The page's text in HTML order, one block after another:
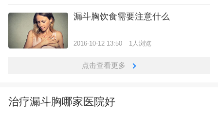
漏斗胸饮食需要注意什么
2016-10-12 13:50 1人浏览
点击查看更多
治疗漏斗胸哪家医院好